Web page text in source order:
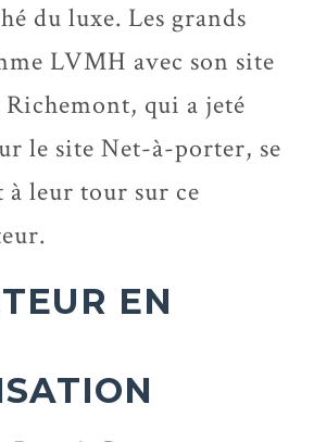
du luxe. Les grands
LVMH avec son site
Richemont, qui a jeté
le site Net-à-porter, se
leur tour sur ce
EN